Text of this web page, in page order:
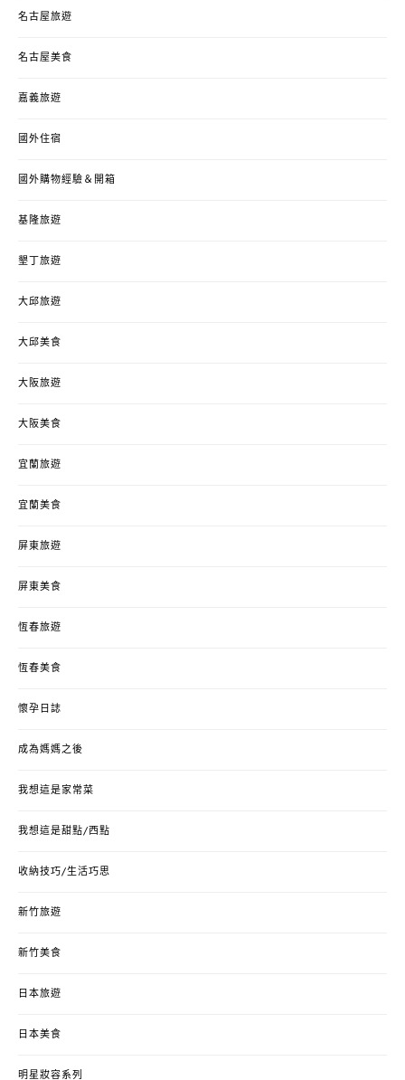
名古屋旅遊
名古屋美食
嘉義旅遊
國外住宿
國外購物經驗＆開箱
基隆旅遊
墾丁旅遊
大邱旅遊
大邱美食
大阪旅遊
大阪美食
宜蘭旅遊
宜蘭美食
屏東旅遊
屏東美食
恆春旅遊
恆春美食
懷孕日誌
成為媽媽之後
我想這是家常菜
我想這是甜點/西點
收納技巧/生活巧思
新竹旅遊
新竹美食
日本旅遊
日本美食
明星妝容系列